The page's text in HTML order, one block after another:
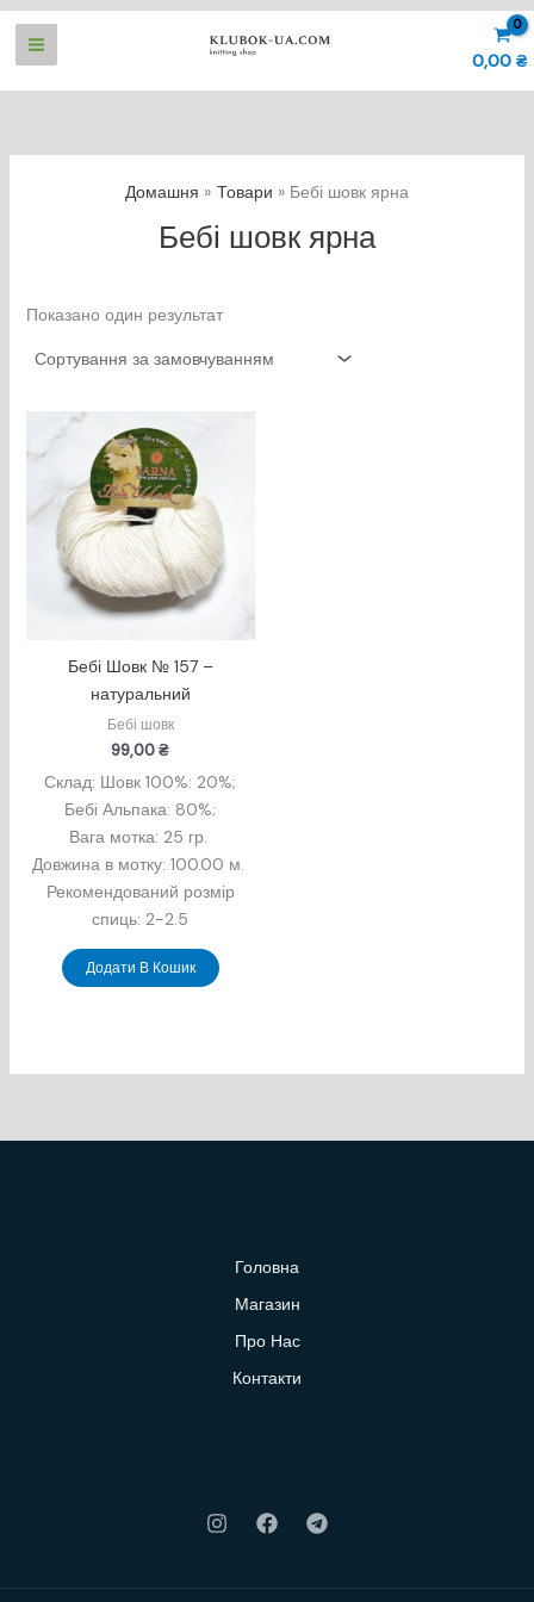
Перейти
0,00 ₴
Домашня Товари Бебі шовк ярна
Бебі шовк ярна
Показано один результат
Бебі Шовк № 157 –
натуральний
Бебі шовк
99,00₴
Склад: Шовк 100%: 20%;
Бебi Альпака: 80%;
Вага мотка: 25 гр.
Довжина в мотку: 100.00 м.
Рекомендований розмір
спиць: 2-2.5
Додати В Кошик
Головна
Магазин
Про Нас
Контакти